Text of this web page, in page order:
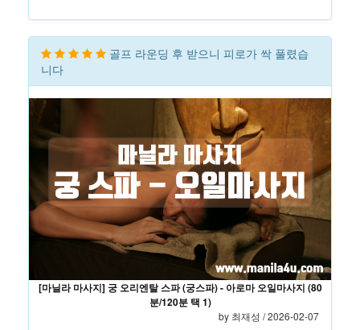
골프 라운딩 후 받으니 피로가 싹 풀렸습
니다
[마닐라 마사지] 궁 오리엔탈 스파 (궁스파) - 아로마 오일마사지 (80
분/120분 택 1)
by 최재성 / 2026-02-07